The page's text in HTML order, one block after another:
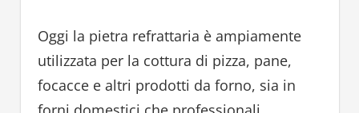
Oggi la pietra refrattaria è ampiamente
utilizzata per la cottura di pizza, pane,
focacce e altri prodotti da forno, sia in